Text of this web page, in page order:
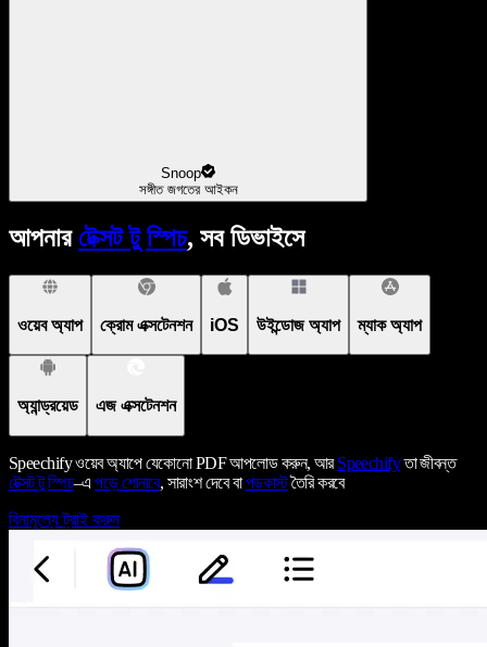
Snoop
সঙ্গীত জগতের আইকন
আপনার টেক্সট টু স্পিচ, সব ডিভাইসে
ওয়েব অ্যাপ ক্রোম এক্সটেনশন iOS উইন্ডোজ অ্যাপ ম্যাক অ্যাপ
অ্যান্ড্রয়েড এজ এক্সটেনশন
Speechify ওয়েব অ্যাপে যেকোনো PDF আপলোড করুন, আরSpeechifyতা জীবন্ত
টেক্সট টু স্পিচ–এপড়ে শোনাবে, সারাংশ দেবে বাপডকাস্টতৈরি করবে
বিনামূল্যে ট্রাই করুন